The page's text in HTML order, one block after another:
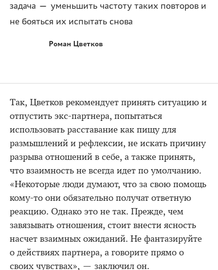
задача — уменьшить частоту таких повторов и
не бояться их испытать снова
Роман Цветков
Так, Цветков рекомендует принять ситуацию и
отпустить экс-партнера, попытаться
использовать расставание как пищу для
размышлений и рефлексии, не искать причину
разрыва отношений в себе, а также принять,
что взаимность не всегда идет по умолчанию.
«Некоторые люди думают, что за свою помощь
кому-то они обязательно получат ответную
реакцию. Однако это не так. Прежде, чем
завязывать отношения, стоит внести ясность
насчет взаимных ожиданий. Не фантазируйте
о действиях партнера, а говорите прямо о
своих чувствах», — заключил он.